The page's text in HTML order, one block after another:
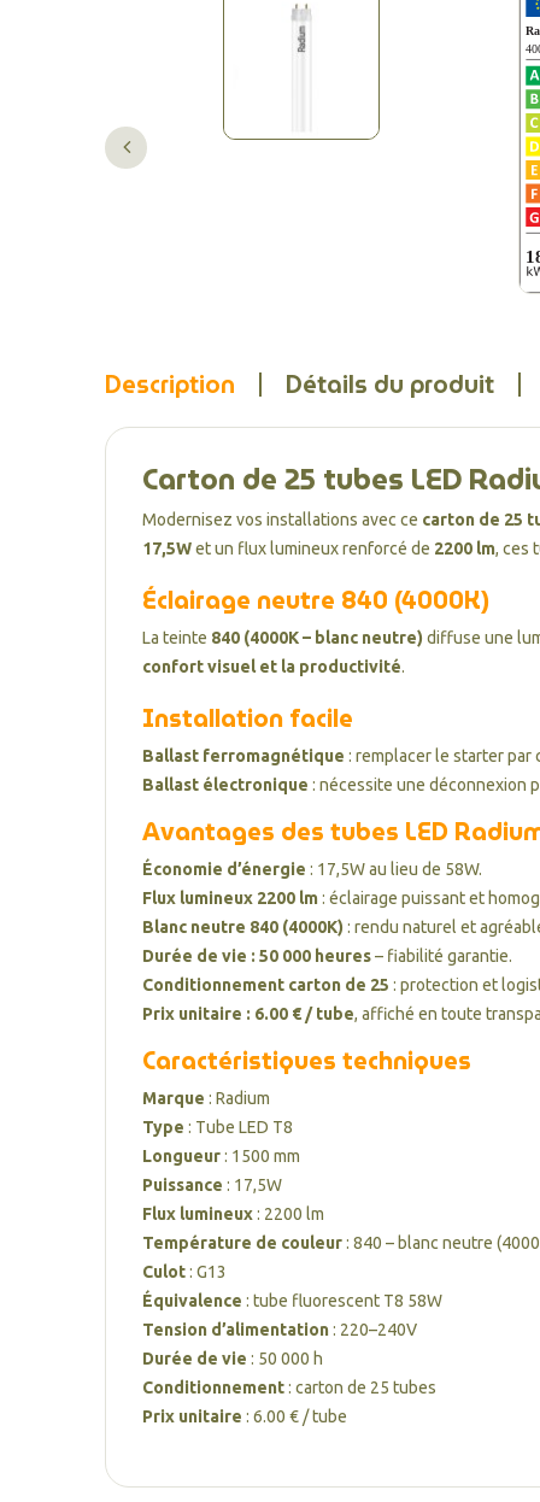
Description Détails du produit
Carton de 25 tubes LED
Modernisez vos installations avec ce carton de 25
17,5Wet un flux lumineux renforcé de 2200 lm, ces
Éclairage neutre 840 (4000K)
La teinte 840 (4000K – blanc neutre) diffuse une
confort visuel et la productivité.
Installation facile
Ballast ferromagnétique : remplacer le starter par
Ballast électronique : nécessite une déconnexion
Avantages des tubes LED
Économie d’énergie : 17,5W au lieu de 58W.
Flux lumineux 2200 lm: éclairage puissant et
Blanc neutre 840 (4000K) : rendu naturel et
Durée de vie : 50 000 heures– fiabilité garantie.
Conditionnement carton de 25 : protection et
Prix unitaire : 6.00 € / tube, affiché en toute
Caractéristiques techniques
Marque : Radium
Type : Tube LED T8
Longueur: 1500 mm
Puissance : 17,5W
Flux lumineux: 2200 lm
Température de couleur: 840 – blanc neutre
Culot: G13
Équivalence : tube fluorescent T8 58W
Tension d’alimentation: 220–240V
Durée de vie : 50 000 h
Conditionnement: carton de 25 tubes
Prix unitaire : 6.00 € / tube